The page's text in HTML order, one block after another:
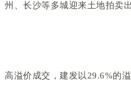
州、长沙等多城迎来土地拍卖
高溢价成交，建发以29.6%的